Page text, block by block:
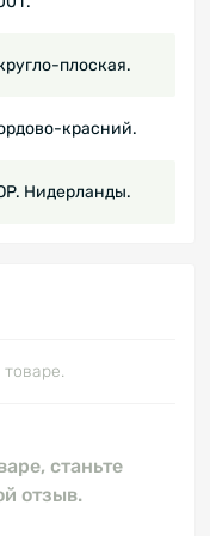
плоская.
красний.
Нидерланды.
станьте
отзыв.